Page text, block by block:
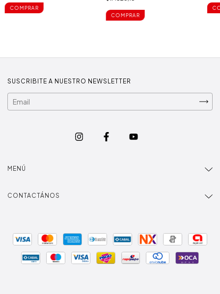
SUSCRIBITE A NUESTRO NEWSLETTER
MENÚ
CONTACTÁNOS